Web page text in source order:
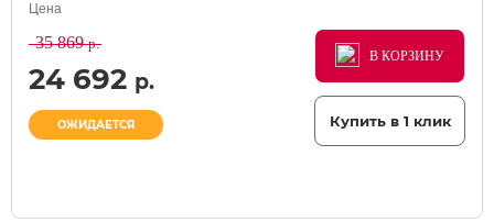
Цена
35 869р.
24 692 р.
ОЖИДАЕТСЯ
В КОРЗИНУ
В КОРЗИНУ
В КОРЗИНУ
Купить в 1 клик